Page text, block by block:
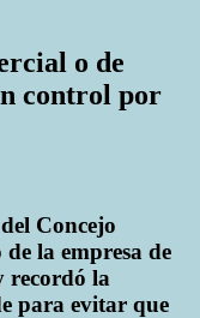
o de
control por
Concejo
la empresa de
recordó la
para evitar que